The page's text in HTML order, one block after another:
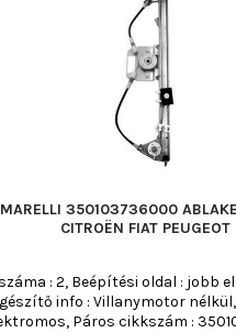
350103736000
CITROËN FIAT PEUGEOT
: 2, Beépítési oldal : jobb
info : Villanymotor nélkül,
Páros cikkszám :